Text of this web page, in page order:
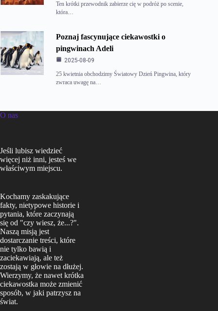
Ten krótki przewodnik zabierze cię w podróż po scenie,
która…
Poznaj fascynujące ciekawostki o
pingwinach Adeli
2025-08-09
25 kwietnia obchodzimy Światowy Dzień Pingwina, który
zwraca uwagę na…
O nas
Jeśli lubisz wiedzieć
więcej niż inni, jesteś we
właściwym miejscu.
Kochamy zaskakujące
fakty, nietypowe historie i
pytania, które zaczynają
się od "czy wiesz, że...?".
Naszą misją jest
dostarczanie treści, które
nie tylko bawią i
zaciekawiają, ale też
zostają w głowie na dłużej.
Wierzymy, że nawet krótka
ciekawostka może zmienić
sposób, w jaki patrzysz na
świat.